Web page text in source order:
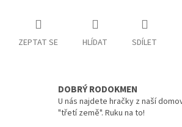
ZEPTAT SE HLÍDAT SDÍLET
DOBRÝ RODOKMEN
U nás najdete hračky z naší
"třetí země". Ruku na to!